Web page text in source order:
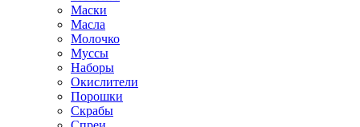
Маски
Масла
Молочко
Муссы
Наборы
Окислители
Порошки
Скрабы